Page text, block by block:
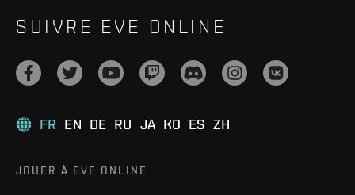
SUIVRE EVE ONLINE
FR EN DE RU JA KO ES ZH
JOUER À EVE ONLINE